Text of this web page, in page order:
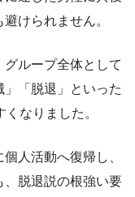
けられません。
グループ全体として
「脱退」といった
なりました。
人活動へ復帰し、
、脱退説の根強い要